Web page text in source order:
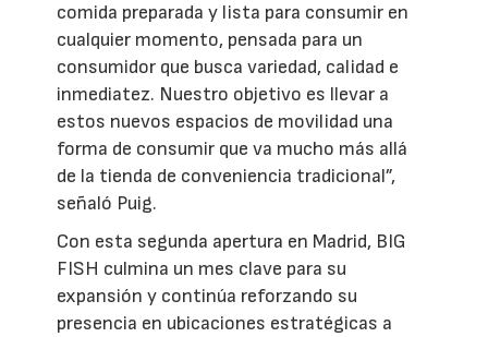
comida preparada y lista para consumir en
cualquier momento, pensada para un
consumidor que busca variedad, calidad e
inmediatez. Nuestro objetivo es llevar a
estos nuevos espacios de movilidad una
forma de consumir que va mucho más allá
de la tienda de conveniencia tradicional”,
señaló Puig.
Con esta segunda apertura en Madrid, BIG
FISH culmina un mes clave para su
expansión y continúa reforzando su
presencia en ubicaciones estratégicas a